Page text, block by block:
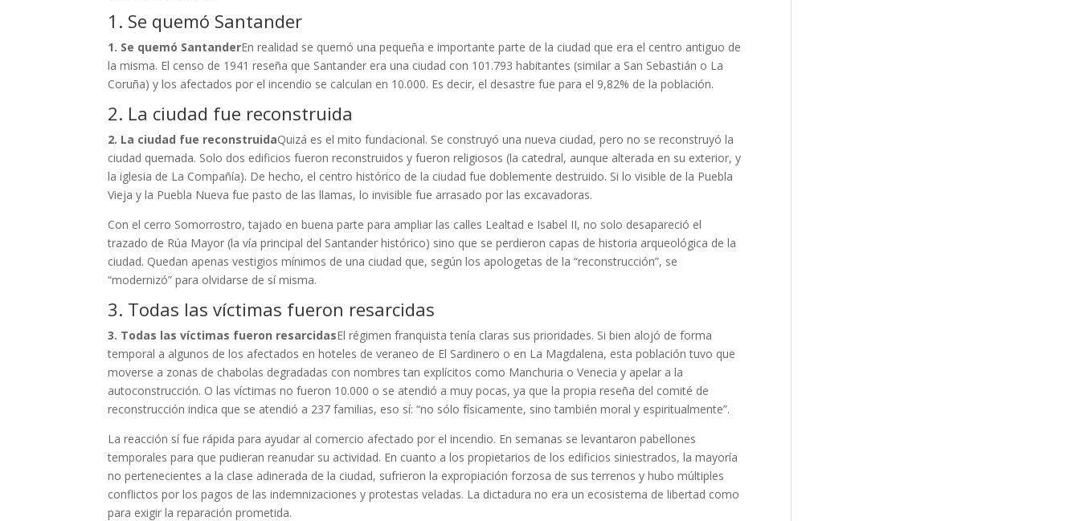
1. Se quemó Santander
1. Se quemó SantanderEn realidad se quemó una pequeña e importante parte de la ciudad que era el centro antiguo de
la misma. El censo de 1941 reseña que Santander era una ciudad con 101.793 habitantes (similar a San Sebastián o La
Coruña) y los afectados por el incendio se calculan en 10.000. Es decir, el desastre fue para el 9,82% de la población.
2. La ciudad fue reconstruida
2. La ciudad fue reconstruidaQuizá es el mito fundacional. Se construyó una nueva ciudad, pero no se reconstruyó la
ciudad quemada. Solo dos edificios fueron reconstruidos y fueron religiosos (la catedral, aunque alterada en su exterior, y
la iglesia de La Compañía). De hecho, el centro histórico de la ciudad fue doblemente destruido. Si lo visible de la Puebla
Vieja y la Puebla Nueva fue pasto de las llamas, lo invisible fue arrasado por las excavadoras.
Con el cerro Somorrostro, tajado en buena parte para ampliar las calles Lealtad e Isabel II, no solo desapareció el
trazado de Rúa Mayor (la vía principal del Santander histórico) sino que se perdieron capas de historia arqueológica de la
ciudad. Quedan apenas vestigios mínimos de una ciudad que, según los apologetas de la “reconstrucción”, se
“modernizó” para olvidarse de sí misma.
3. Todas las víctimas fueron resarcidas
3. Todas las víctimas fueron resarcidasEl régimen franquista tenía claras sus prioridades. Si bien alojó de forma
temporal a algunos de los afectados en hoteles de veraneo de El Sardinero o en La Magdalena, esta población tuvo que
moverse a zonas de chabolas degradadas con nombres tan explícitos como Manchuria o Venecia y apelar a la
autoconstrucción. O las víctimas no fueron 10.000 o se atendió a muy pocas, ya que la propia reseña del comité de
reconstrucción indica que se atendió a 237 familias, eso sí: “no sólo físicamente, sino también moral y espiritualmente”.
La reacción sí fue rápida para ayudar al comercio afectado por el incendio. En semanas se levantaron pabellones
temporales para que pudieran reanudar su actividad. En cuanto a los propietarios de los edificios siniestrados, la mayoría
no pertenecientes a la clase adinerada de la ciudad, sufrieron la expropiación forzosa de sus terrenos y hubo múltiples
conflictos por los pagos de las indemnizaciones y protestas veladas. La dictadura no era un ecosistema de libertad como
para exigir la reparación prometida.